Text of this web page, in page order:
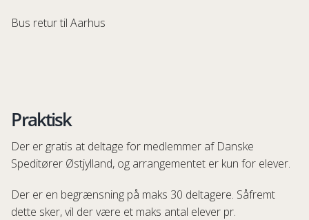
Bus retur til Aarhus
Praktisk
Der er gratis at deltage for medlemmer af Danske
Speditører Østjylland, og arrangementet er kun for elever.
Der er en begrænsning på maks 30 deltagere. Såfremt
dette sker, vil der være et maks antal elever pr.